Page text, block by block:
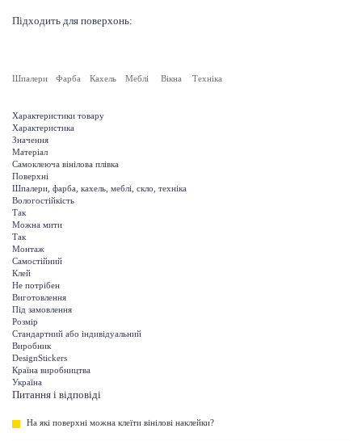
Підходить для поверхонь:
Шпалери Фарба Кахель Меблі Вікна Техніка
Характеристики товару
Характеристика
Значення
Матеріал
Самоклеюча вінілова плівка
Поверхні
Шпалери, фарба, кахель, меблі, скло, техніка
Вологостійкість
Так
Можна мити
Так
Монтаж
Самостійний
Клей
Не потрібен
Виготовлення
Під замовлення
Розмір
Стандартний або індивідуальний
Виробник
DesignStickers
Країна виробництва
Україна
Питання і відповіді
На які поверхні можна клеїти вінілові наклейки?